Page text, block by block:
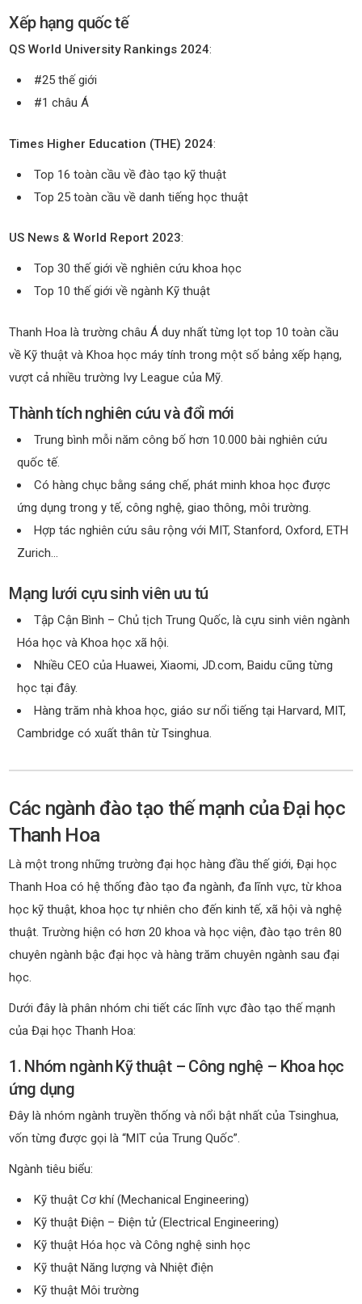
Xếp hạng quốc tế
QS World University Rankings 2024:
#25 thế giới
#1 châu Á
Times Higher Education (THE) 2024:
Top 16 toàn cầu về đào tạo kỹ thuật
Top 25 toàn cầu về danh tiếng học thuật
US News & World Report 2023:
Top 30 thế giới về nghiên cứu khoa học
Top 10 thế giới về ngành Kỹ thuật
Thanh Hoa là trường châu Á duy nhất từng lọt top 10 toàn cầu
về Kỹ thuật và Khoa học máy tính trong một số bảng xếp hạng,
vượt cả nhiều trường Ivy League của Mỹ.
Thành tích nghiên cứu và đổi mới
Trung bình mỗi năm công bố hơn 10.000 bài nghiên cứu
quốc tế.
Có hàng chục bằng sáng chế, phát minh khoa học được
ứng dụng trong y tế, công nghệ, giao thông, môi trường.
Hợp tác nghiên cứu sâu rộng với MIT, Stanford, Oxford, ETH
Zurich…
Mạng lưới cựu sinh viên ưu tú
Tập Cận Bình – Chủ tịch Trung Quốc, là cựu sinh viên ngành
Hóa học và Khoa học xã hội.
Nhiều CEO của Huawei, Xiaomi, JD.com, Baidu cũng từng
học tại đây.
Hàng trăm nhà khoa học, giáo sư nổi tiếng tại Harvard, MIT,
Cambridge có xuất thân từ Tsinghua.
Các ngành đào tạo thế mạnh của Đại học
Thanh Hoa
Là một trong những trường đại học hàng đầu thế giới, Đại học
Thanh Hoa có hệ thống đào tạo đa ngành, đa lĩnh vực, từ khoa
học kỹ thuật, khoa học tự nhiên cho đến kinh tế, xã hội và nghệ
thuật. Trường hiện có hơn 20 khoa và học viện, đào tạo trên 80
chuyên ngành bậc đại học và hàng trăm chuyên ngành sau đại
học.
Dưới đây là phân nhóm chi tiết các lĩnh vực đào tạo thế mạnh
của Đại học Thanh Hoa:
1. Nhóm ngành Kỹ thuật – Công nghệ – Khoa học
ứng dụng
Đây là nhóm ngành truyền thống và nổi bật nhất của Tsinghua,
vốn từng được gọi là “MIT của Trung Quốc”.
Ngành tiêu biểu:
Kỹ thuật Cơ khí (Mechanical Engineering)
Kỹ thuật Điện – Điện tử (Electrical Engineering)
Kỹ thuật Hóa học và Công nghệ sinh học
Kỹ thuật Năng lượng và Nhiệt điện
Kỹ thuật Môi trường